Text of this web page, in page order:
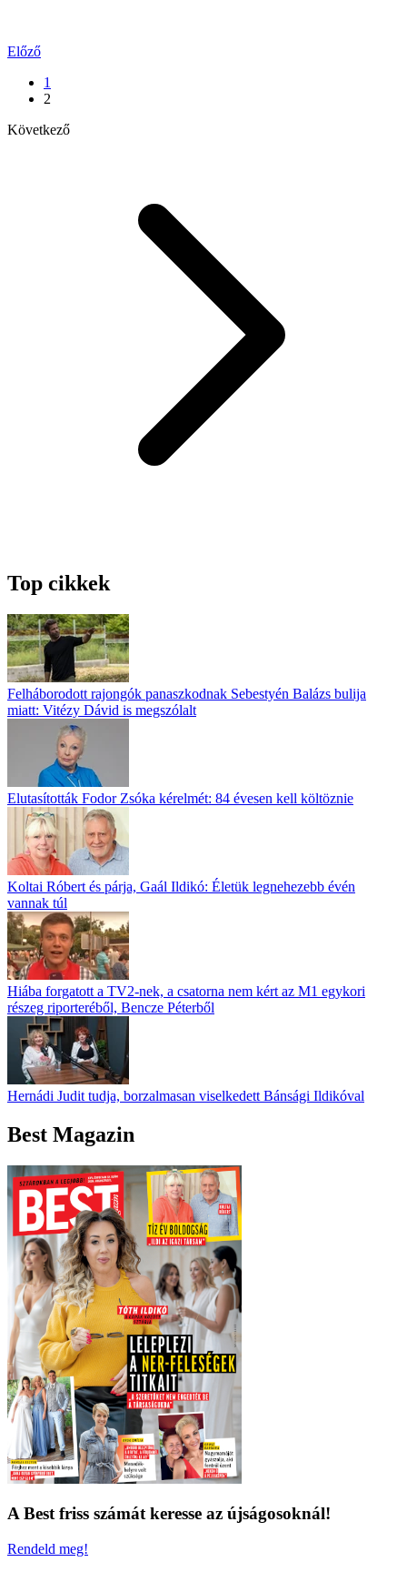
Előző
1
2
Következő
Top cikkek
Felháborodott rajongók panaszkodnak Sebestyén Balázs bulija
miatt: Vitézy Dávid is megszólalt
Elutasították Fodor Zsóka kérelmét: 84 évesen kell költöznie
Koltai Róbert és párja, Gaál Ildikó: Életük legnehezebb évén
vannak túl
Hiába forgatott a TV2-nek, a csatorna nem kért az M1 egykori
részeg riporteréből, Bencze Péterből
Hernádi Judit tudja, borzalmasan viselkedett Bánsági Ildikóval
Best Magazin
A Best friss számát keresse az újságosoknál!
Rendeld meg!